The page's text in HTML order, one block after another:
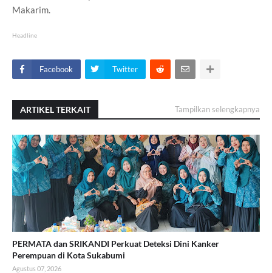
Makarim.
Headline
Facebook Twitter
ARTIKEL TERKAIT Tampilkan selengkapnya
PERMATA dan SRIKANDI Perkuat Deteksi Dini Kanker
Perempuan di Kota Sukabumi
Agustus 07, 2026